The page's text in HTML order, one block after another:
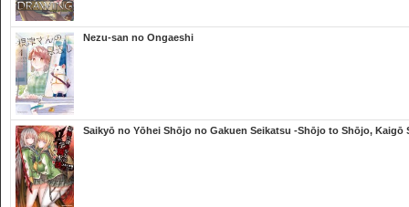
Nezu-san no Ongaeshi
Saikyō no Yōhei Shōjo no Gakuen Seikatsu -Shōjo to Shōjo, Kaigō